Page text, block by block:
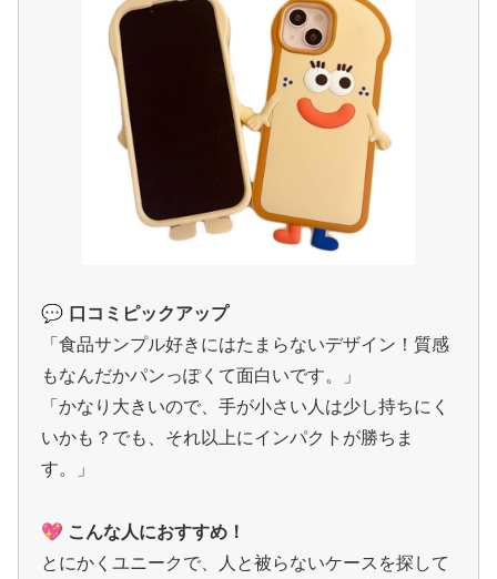
💬 口コミピックアップ
「食品サンプル好きにはたまらないデザイン！質感
もなんだかパンっぽくて面白いです。」
「かなり大きいので、手が小さい人は少し持ちにく
いかも？でも、それ以上にインパクトが勝ちま
す。」
💖 こんな人におすすめ！
とにかくユニークで、人と被らないケースを探して